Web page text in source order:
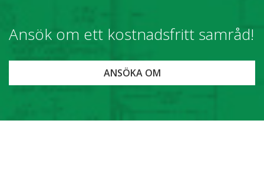
Ansök om ett kostnadsfritt samråd!
ANSÖKA OM